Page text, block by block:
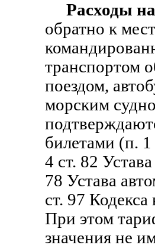
Расходы
обратно к
транспортом
поездом,
морским
билетами (п.
4 ст. 82
78 Устава
ст. 97
При этом
значения не